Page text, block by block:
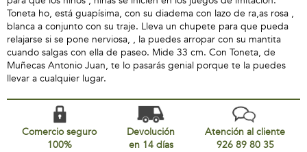
Toneta ho, está guapísima, con su diadema con lazo de ra,as rosa ,
blanca a conjunto con su traje. Lleva un chupete para que pueda
relajarse si se pone nerviosa, , la puedes arropar con su mantita
cuando salgas con ella de paseo. Mide 33 cm. Con Toneta, de
Muñecas Antonio Juan, te lo pasarás genial porque te la puedes
llevar a cualquier lugar.
Comercio seguro
100%
Devolución
en 14 días
Atención al cliente
926 89 80 35